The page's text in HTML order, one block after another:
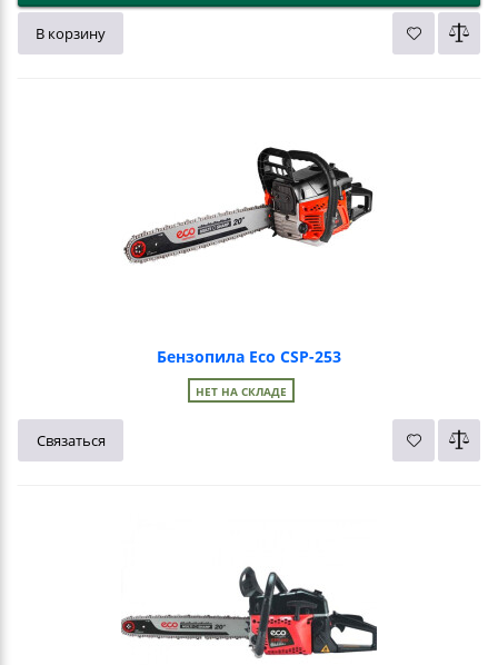
В корзину
Бензопила Eco CSP-253
НЕТ НА СКЛАДЕ
Связаться